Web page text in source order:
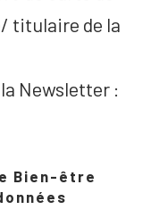
titulaire de la
Newsletter :
Bien-être